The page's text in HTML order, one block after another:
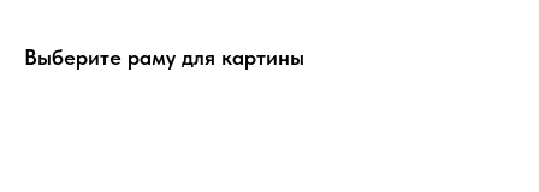
Выберите раму для картины